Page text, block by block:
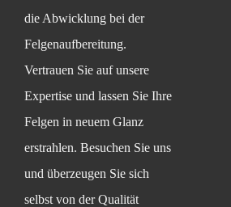
die Abwicklung bei der
Felgenaufbereitung.
Vertrauen Sie auf unsere
Expertise und lassen Sie Ihre
Felgen in neuem Glanz
erstrahlen. Besuchen Sie uns
und überzeugen Sie sich
selbst von der Qualität